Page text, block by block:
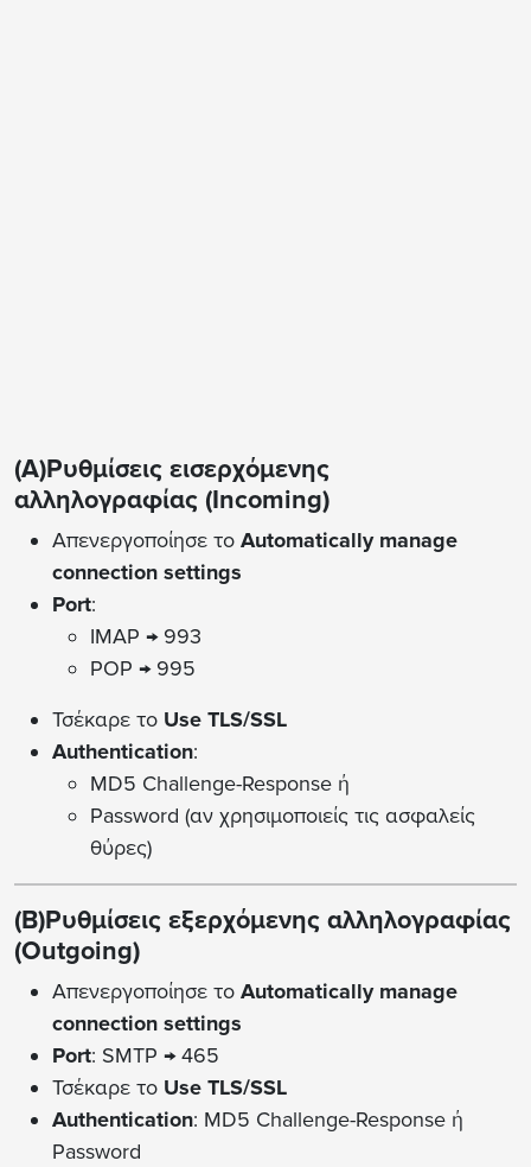
(A)Ρυθμίσεις εισερχόμενης
αλληλογραφίας (Incoming)
Απενεργοποίησε το Automatically manage
connection settings
Port:
IMAP → 993
POP → 995
Τσέκαρε το Use TLS/SSL
Authentication:
MD5 Challenge-Response ή
Password (αν χρησιμοποιείς τις ασφαλείς
θύρες)
(B)Ρυθμίσεις εξερχόμενης αλληλογραφίας
(Outgoing)
Απενεργοποίησε το Automatically manage
connection settings
Port: SMTP → 465
Τσέκαρε το Use TLS/SSL
Authentication: MD5 Challenge-Response ή
Password